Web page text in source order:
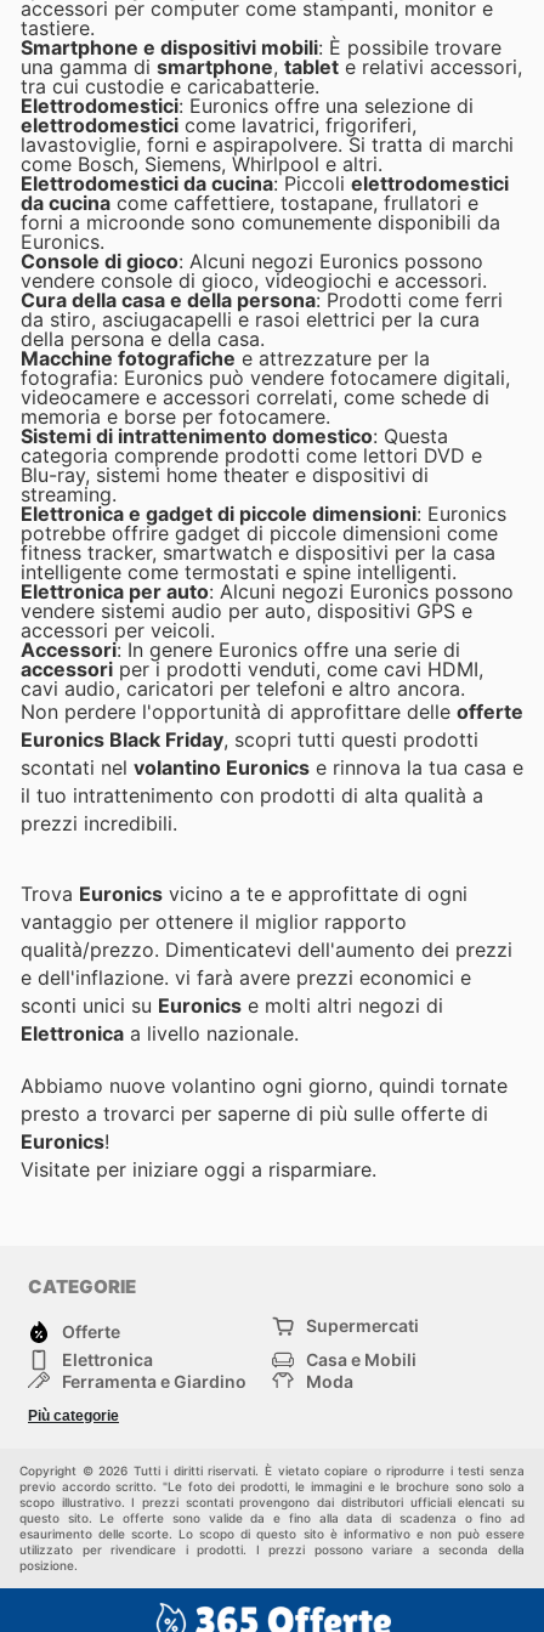
accessori per computer come stampanti, monitor e
tastiere.
Smartphone e dispositivi mobili: È possibile trovare
una gamma di smartphone, tablet e relativi accessori,
tra cui custodie e caricabatterie.
Elettrodomestici: Euronics offre una selezione di
elettrodomestici come lavatrici, frigoriferi,
lavastoviglie, forni e aspirapolvere. Si tratta di marchi
come Bosch, Siemens, Whirlpool e altri.
Elettrodomestici da cucina: Piccoli elettrodomestici
da cucina come caffettiere, tostapane, frullatori e
forni a microonde sono comunemente disponibili da
Euronics.
Console di gioco: Alcuni negozi Euronics possono
vendere console di gioco, videogiochi e accessori.
Cura della casa e della persona: Prodotti come ferri
da stiro, asciugacapelli e rasoi elettrici per la cura
della persona e della casa.
Macchine fotografiche e attrezzature per la
fotografia: Euronics può vendere fotocamere digitali,
videocamere e accessori correlati, come schede di
memoria e borse per fotocamere.
Sistemi di intrattenimento domestico: Questa
categoria comprende prodotti come lettori DVD e
Blu-ray, sistemi home theater e dispositivi di
streaming.
Elettronica e gadget di piccole dimensioni: Euronics
potrebbe offrire gadget di piccole dimensioni come
fitness tracker, smartwatch e dispositivi per la casa
intelligente come termostati e spine intelligenti.
Elettronica per auto: Alcuni negozi Euronics possono
vendere sistemi audio per auto, dispositivi GPS e
accessori per veicoli.
Accessori: In genere Euronics offre una serie di
accessori per i prodotti venduti, come cavi HDMI,
cavi audio, caricatori per telefoni e altro ancora.
Non perdere l'opportunità di approfittare delle offerte
Euronics Black Friday, scopri tutti questi prodotti
scontati nel volantino Euronics e rinnova la tua casa e
il tuo intrattenimento con prodotti di alta qualità a
prezzi incredibili.
Trova Euronics vicino a te e approfittate di ogni
vantaggio per ottenere il miglior rapporto
qualità/prezzo. Dimenticatevi dell'aumento dei prezzi
e dell'inflazione. vi farà avere prezzi economici e
sconti unici su Euronics e molti altri negozi di
Elettronica a livello nazionale.
Abbiamo nuove volantino ogni giorno, quindi tornate
presto a trovarci per saperne di più sulle offerte di
Euronics!
Visitate per iniziare oggi a risparmiare.
CATEGORIE
Offerte
Supermercati
Elettronica
Casa e Mobili
Ferramenta e Giardino
Moda
Bambini e Neonati
Più categorie
Copyright © 2026 Tutti i diritti riservati. È vietato copiare o riprodurre i testi senza
previo accordo scritto. "Le foto dei prodotti, le immagini e le brochure sono solo a
scopo illustrativo. I prezzi scontati provengono dai distributori ufficiali elencati su
questo sito. Le offerte sono valide da e fino alla data di scadenza o fino ad
esaurimento delle scorte. Lo scopo di questo sito è informativo e non può essere
utilizzato per rivendicare i prodotti. I prezzi possono variare a seconda della
posizione.